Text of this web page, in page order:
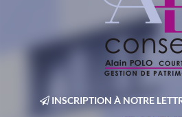
INSCRIPTION À NOTRE